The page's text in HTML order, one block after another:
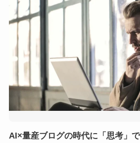
AI×量産ブログの時代に「思考」